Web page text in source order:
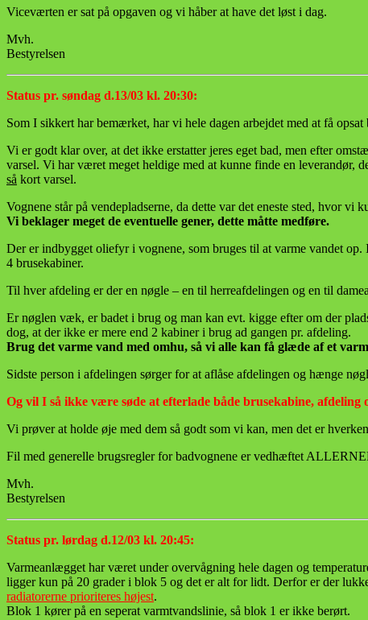
Viceværten er sat på opgaven og vi håber at have det løst i dag.
Mvh.
Bestyrelsen
Status pr. søndag d.13/03 kl. 20:30:
Som I sikkert har bemærket, har vi hele dagen arbejdet med at få
Vi er godt klar over, at det ikke erstatter jeres eget bad, men efter
varsel. Vi har været meget heldige med at kunne finde en leverandør,
så kort varsel.
Vognene står på vendepladserne, da dette var det eneste sted, hvor vi
Vi beklager meget de eventuelle gener, dette måtte medføre.
Der er indbygget oliefyr i vognene, som bruges til at varme vandet
4 brusekabiner.
Til hver afdeling er der en nøgle – en til herreafdelingen og en til
Er nøglen væk, er badet i brug og man kan evt. kigge efter om der
dog, at der ikke er mere end 2 kabiner i brug ad gangen pr. afdeling.
Brug det varme vand med omhu, så vi alle kan få glæde af et
Sidste person i afdelingen sørger for at aflåse afdelingen og hænge
Og vil I så ikke være søde at efterlade både brusekabine, afdeling
Vi prøver at holde øje med dem så godt som vi kan, men det er
Fil med generelle brugsregler for badvognene er vedhæftet
Mvh.
Bestyrelsen
Status pr. lørdag d.12/03 kl. 20:45:
Varmeanlægget har været under overvågning hele dagen og
ligger kun på 20 grader i blok 5 og det er alt for lidt. Derfor er der
radiatorerne prioriteres højest.
Blok 1 kører på en seperat varmtvandslinie, så blok 1 er ikke berørt.